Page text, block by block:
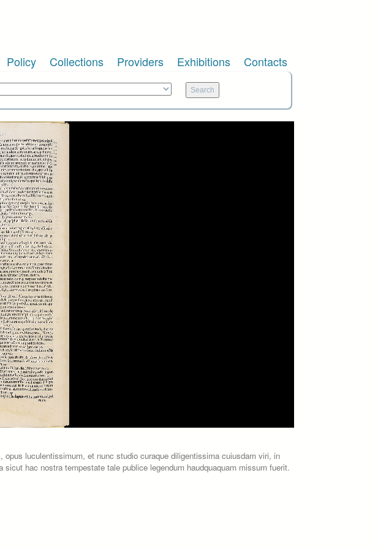
Policy Collections Providers Exhibitions Contacts
luculentissimum, et nunc studio curaque diligentissima cuiusdam viri, in
hac nostra tempestate tale publice legendum haudquaquam missum fuerit.